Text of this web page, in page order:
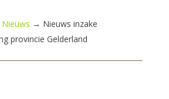
Nieuws → Nieuws inzake
provincie Gelderland